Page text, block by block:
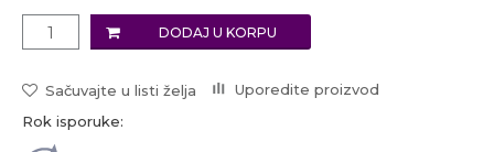
DODAJ U KORPU
Sačuvajte u listi želja
Uporedite proizvod
Rok isporuke: